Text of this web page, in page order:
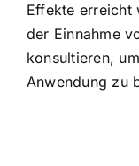
Effekte erreicht
der Einnahme
konsultieren,
Anwendung zu